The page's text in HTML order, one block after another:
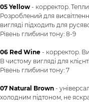
05 Yellow - корректор.
Розроблений для
вигляді підходить для
Рівень глибини тону: 8-9
06 Red Wine - корректор.
В чистому вигляді для
Рівень глибини тону: 7
07 Natural Brown -
холодним підтоном, не